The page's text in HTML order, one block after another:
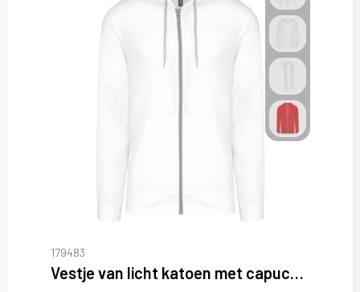
179483
Vestje van licht katoen met capuchon